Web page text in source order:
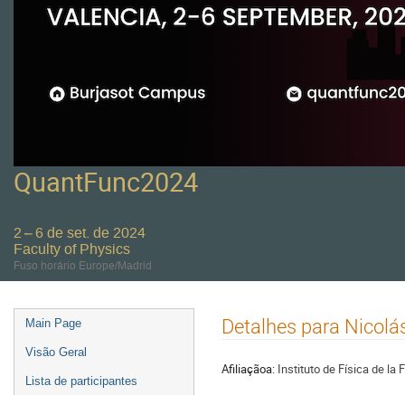
QuantFunc2024
2 – 6 de set. de 2024
Faculty of Physics
Fuso horário Europe/Madrid
Event
menu
Main Page
Visão Geral
Lista de participantes
Detalhes para
Afiliaçãoa: Instituto de Física de la